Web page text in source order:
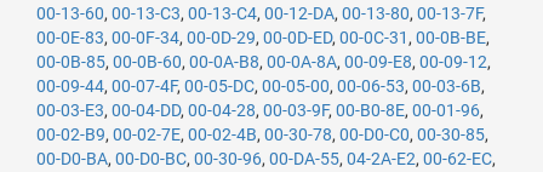
00-13-60, 00-13-C3, 00-13-C4, 00-12-DA, 00-13-80, 00-13-7F,
00-0E-83, 00-0F-34, 00-0D-29, 00-0D-ED, 00-0C-31 , 00-0B-BE,
00-0B-85, 00-0B-60, 00-0A-B8, 00-0A-8A, 00-09-E8, 00-09-12,
00-09-44, 00-07-4F, 00-05-DC, 00-05-00, 00-06-53, 00-03-6B,
00-03-E3, 00-04-DD, 00-04-28, 00-03-9F, 00-B0-8E, 00-01-96,
00-02-B9, 00-02-7E, 00-02-4B, 00-30-78, 00-D0-C0, 00-30-85,
00-D0-BA, 00-D0-BC, 00-30-96, 00-DA-55, 04-2A-E2, 00-62-EC,